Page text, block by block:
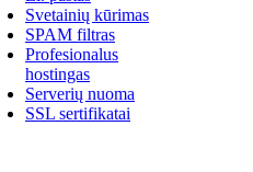
Svetainių kūrimas
SPAM filtras
Profesionalus
hostingas
Serverių nuoma
SSL sertifikatai